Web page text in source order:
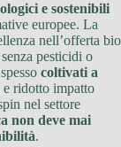
e sostenibili
europee. La
nell’offerta bio
pesticidi o
coltivati a
e ridotto impatto
nel settore
non deve mai
.